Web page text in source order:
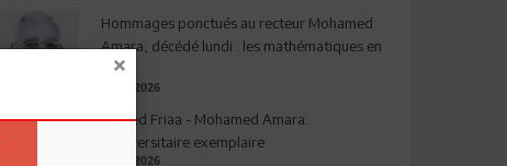
Hommages ponctués au recteur Mohamed
Amara, décédé lundi : les mathématiques en
deuil
03.08.2026
Ahmed Friaa - Mohamed Amara:
l’Universitaire exemplaire
04.08.2026